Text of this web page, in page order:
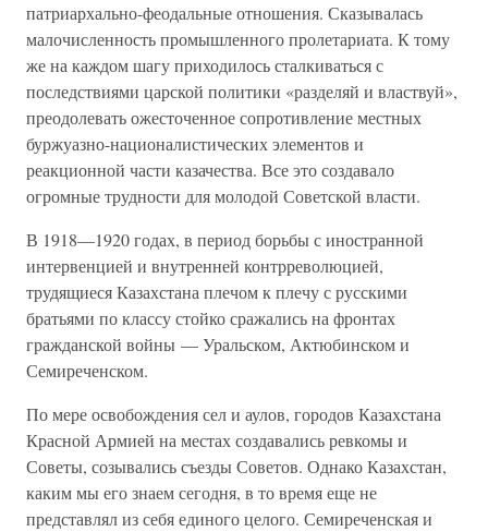
патриархально-феодальные отношения. Сказывалась
малочисленность промышленного пролетариата. К тому
же на каждом шагу приходилось сталкиваться с
последствиями царской политики «разделяй и властвуй»,
преодолевать ожесточенное сопротивление местных
буржуазно-националистических элементов и
реакционной части казачества. Все это создавало
огромные трудности для молодой Советской власти.
В 1918—1920 годах, в период борьбы с иностранной
интервенцией и внутренней контрреволюцией,
трудящиеся Казахстана плечом к плечу с русскими
братьями по классу стойко сражались на фронтах
гражданской войны — Уральском, Актюбинском и
Семиреченском.
По мере освобождения сел и аулов, городов Казахстана
Красной Армией на местах создавались ревкомы и
Советы, созывались съезды Советов. Однако Казахстан,
каким мы его знаем сегодня, в то время еще не
представлял из себя единого целого. Семиреченская и